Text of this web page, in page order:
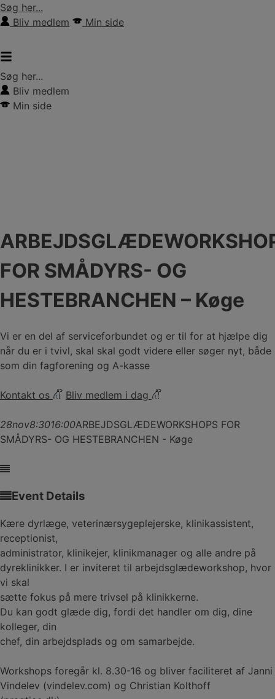
Hop
til
Søg her...
Bliv medlem
Min side
Søg her...
Bliv medlem
Min side
FOR SMÅDYRS- OG
HESTEBRANCHEN – Køge
Vi er en del af serviceforbundet og er til for at hjælpe dig
når du er i tvivl, skal skal godt videre eller søger nyt, både
som din fagforening og A-kasse
Kontakt os Bliv medlem i dag
28nov8:3016:00ARBEJDSGLÆDEWORKSHOPS FOR
SMÅDYRS- OG HESTEBRANCHEN - Køge
Event Details
Kære dyrlæge, veterinærsygeplejerske, klinikassistent,
receptionist,
administrator, klinikejer, klinikmanager og alle andre på
dyreklinikker. I er inviteret til arbejdsglædeworkshop, hvor
vi skal
sætte fokus på mere trivsel på klinikkerne.
Du kan godt glæde dig, fordi det handler om dig, dine
kolleger, din
chef, din arbejdsplads og om samarbejde.
Workshops foregår kl. 8.30-16 og bliver faciliteret af Janni
Vindelev (vindelev.com) og Christian Kolthoff